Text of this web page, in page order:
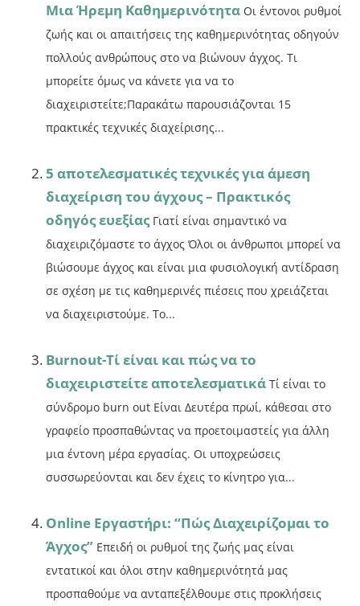
Μια Ήρεμη Καθημερινότητα Οι έντονοι ρυθμοί
ζωής και οι απαιτήσεις της καθημερινότητας οδηγούν
πολλούς ανθρώπους στο να βιώνουν άγχος. Τι
μπορείτε όμως να κάνετε για να το
διαχειριστείτε;Παρακάτω παρουσιάζονται 15
πρακτικές τεχνικές διαχείρισης...
5 αποτελεσματικές τεχνικές για άμεση
διαχείριση του άγχους – Πρακτικός
οδηγός ευεξίας Γιατί είναι σημαντικό να
διαχειριζόμαστε το άγχος Όλοι οι άνθρωποι μπορεί να
βιώσουμε άγχος και είναι μια φυσιολογική αντίδραση
σε σχέση με τις καθημερινές πιέσεις που χρειάζεται
να διαχειριστούμε. Το...
Burnout-Τί είναι και πώς να το
διαχειριστείτε αποτελεσματικά Τί είναι το
σύνδρομο burn out Είναι Δευτέρα πρωί, κάθεσαι στο
γραφείο προσπαθώντας να προετοιμαστείς για άλλη
μια έντονη μέρα εργασίας. Οι υποχρεώσεις
συσσωρεύονται και δεν έχεις το κίνητρο για...
Online Εργαστήρι: “Πώς Διαχειρίζομαι το
Άγχος” Επειδή οι ρυθμοί της ζωής μας είναι
εντατικοί και όλοι στην καθημερινότητά μας
προσπαθούμε να ανταπεξέλθουμε στις προκλήσεις